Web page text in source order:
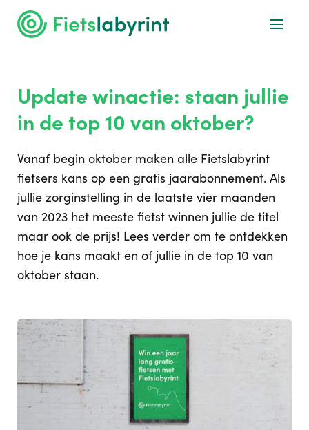
Update winactie: staan jullie
in de top 10 van oktober?
Vanaf begin oktober maken alle Fietslabyrint
fietsers kans op een gratis jaarabonnement. Als
jullie zorginstelling in de laatste vier maanden
van 2023 het meeste fietst winnen jullie de titel
maar ook de prijs! Lees verder om te ontdekken
hoe je kans maakt en of jullie in de top 10 van
oktober staan.